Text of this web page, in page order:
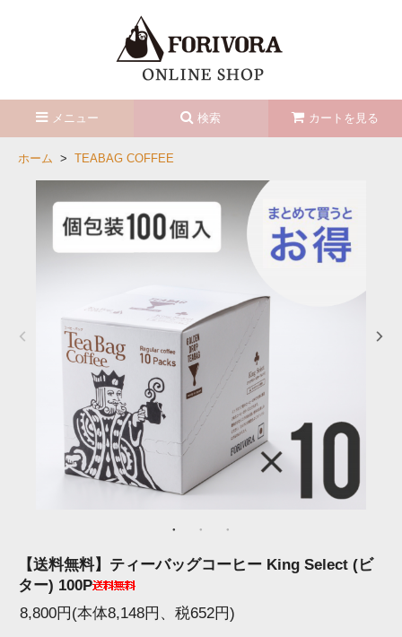
メニュー 検索 カートを見る
ホーム > TEABAG COFFEE
【送料無料】ティーバッグコーヒー King Select (ビ
ター) 100P
8,800円(本体8,148円、税652円)